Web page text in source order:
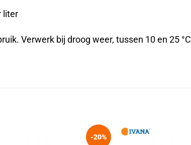
liter
Verwerk bij droog weer, tussen 10 en 25 °C
-20%